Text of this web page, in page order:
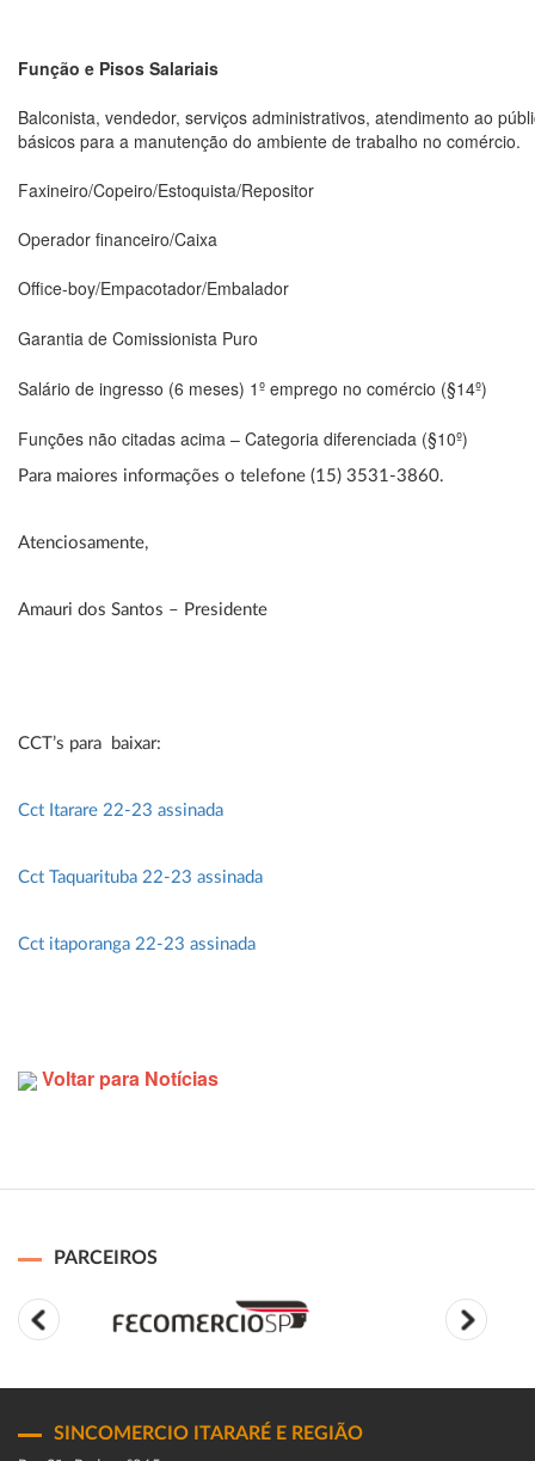
Função e Pisos Salariais
Balconista, vendedor, serviços administrativos, atendimento ao
básicos para a manutenção do ambiente de trabalho no comércio.
Faxineiro/Copeiro/Estoquista/Repositor
Operador financeiro/Caixa
Office-boy/Empacotador/Embalador
Garantia de Comissionista Puro
Salário de ingresso (6 meses) 1º emprego no comércio (§14º)
Funções não citadas acima – Categoria diferenciada (§10º)
Para maiores informações o telefone (15) 3531-3860.
Atenciosamente,
Amauri dos Santos – Presidente
CCT’s para baixar:
Cct Itarare 22-23 assinada
Cct Taquarituba 22-23 assinada
Cct itaporanga 22-23 assinada
Voltar para Notícias
PARCEIROS
SINCOMERCIO ITARARÉ E REGIÃO